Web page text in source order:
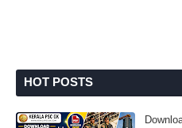
HOT POSTS